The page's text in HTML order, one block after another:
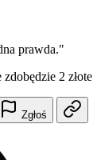
prawda."
2
Zgłoś